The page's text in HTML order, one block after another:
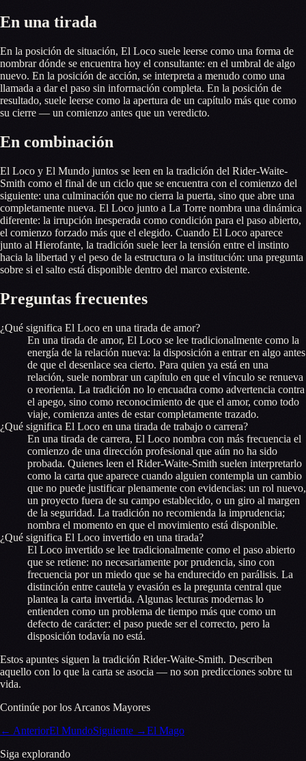
En una tirada
En la posición de situación, El Loco suele leerse como una forma de
nombrar dónde se encuentra hoy el consultante: en el umbral de algo
nuevo. En la posición de acción, se interpreta a menudo como una
llamada a dar el paso sin información completa. En la posición de
resultado, suele leerse como la apertura de un capítulo más que como
su cierre — un comienzo antes que un veredicto.
En combinación
El Loco y El Mundo juntos se leen en la tradición del Rider-Waite-
Smith como el final de un ciclo que se encuentra con el comienzo del
siguiente: una culminación que no cierra la puerta, sino que abre una
completamente nueva. El Loco junto a La Torre nombra una dinámica
diferente: la irrupción inesperada como condición para el paso abierto,
el comienzo forzado más que el elegido. Cuando El Loco aparece
junto al Hierofante, la tradición suele leer la tensión entre el instinto
hacia la libertad y el peso de la estructura o la institución: una pregunta
sobre si el salto está disponible dentro del marco existente.
Preguntas frecuentes
¿Qué significa El Loco en una tirada de amor?
En una tirada de amor, El Loco se lee tradicionalmente como la
energía de la relación nueva: la disposición a entrar en algo antes
de que el desenlace sea cierto. Para quien ya está en una
relación, suele nombrar un capítulo en que el vínculo se renueva
o reorienta. La tradición no lo encuadra como advertencia contra
el apego, sino como reconocimiento de que el amor, como todo
viaje, comienza antes de estar completamente trazado.
¿Qué significa El Loco en una tirada de trabajo o carrera?
En una tirada de carrera, El Loco nombra con más frecuencia el
comienzo de una dirección profesional que aún no ha sido
probada. Quienes leen el Rider-Waite-Smith suelen interpretarlo
como la carta que aparece cuando alguien contempla un cambio
que no puede justificar plenamente con evidencias: un rol nuevo,
un proyecto fuera de su campo establecido, o un giro al margen
de la seguridad. La tradición no recomienda la imprudencia;
nombra el momento en que el movimiento está disponible.
¿Qué significa El Loco invertido en una tirada?
El Loco invertido se lee tradicionalmente como el paso abierto
que se retiene: no necesariamente por prudencia, sino con
frecuencia por un miedo que se ha endurecido en parálisis. La
distinción entre cautela y evasión es la pregunta central que
plantea la carta invertida. Algunas lecturas modernas lo
entienden como un problema de tiempo más que como un
defecto de carácter: el paso puede ser el correcto, pero la
disposición todavía no está.
Estos apuntes siguen la tradición Rider-Waite-Smith. Describen
aquello con lo que la carta se asocia — no son predicciones sobre tu
vida.
Continúe por los Arcanos Mayores
← AnteriorEl MundoSiguiente →El Mago
Siga explorando